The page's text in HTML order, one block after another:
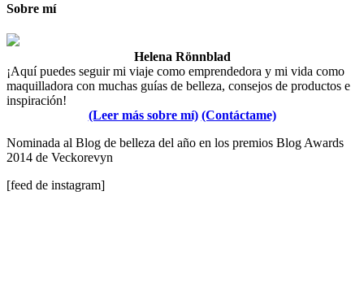
Sobre mí
Helena Rönnblad
¡Aquí puedes seguir mi viaje como emprendedora y mi vida como
maquilladora con muchas guías de belleza, consejos de productos e
inspiración!
(Leer más sobre mí) (Contáctame)
Nominada al Blog de belleza del año en los premios Blog Awards
2014 de Veckorevyn
[feed de instagram]